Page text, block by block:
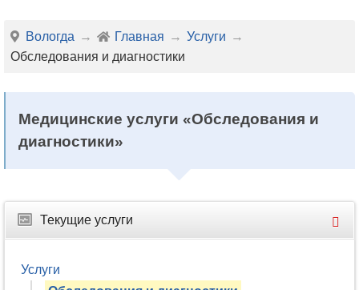
Вологда Главная
Услуги
Обследования и диагностики
Медицинские услуги «Обследования и
диагностики»
Текущие услуги
Услуги